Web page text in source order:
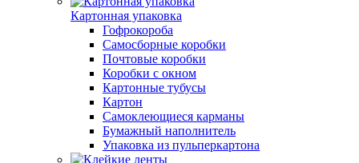
Картонная упаковка
Гофрокороба
Самосборные коробки
Почтовые коробки
Коробки с окном
Картонные тубусы
Картон
Самоклеющиеся карманы
Бумажный наполнитель
Упаковка из пульперкартона